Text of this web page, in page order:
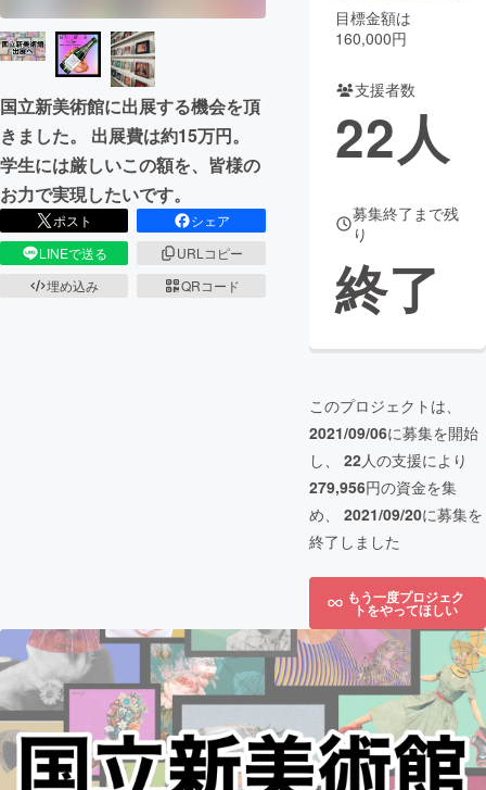
CAMPFIRE for Social Good
CAMPFIREふるさと納税
コミュニティ
国立新美術館に出展する機会を頂
きました。 出展費は約15万円。
学生には厳しいこの額を、皆様の
お力で実現したいです。
ポスト
シェア
LINEで送る
URLコピー
埋め込み
QRコード
目標金額は
160,000円
支援者数
22人
募集終了まで残
り
終了
このプロジェクトは、
2021/09/06に募集を開始
し、 22人の支援により
279,956円の資金を集
め、 2021/09/20に募集を
終了しました
もう一度プロジェク
トをやってほしい